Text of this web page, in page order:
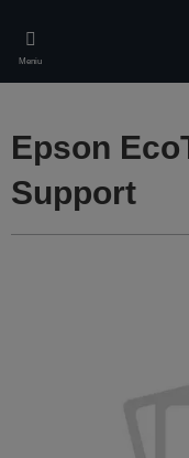
main
content
Meniu
Epson
Support